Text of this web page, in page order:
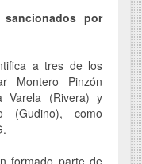
por
a tres de los
Montero Pinzón
Varela (Rivera) y
(Gudino), como
formado parte de